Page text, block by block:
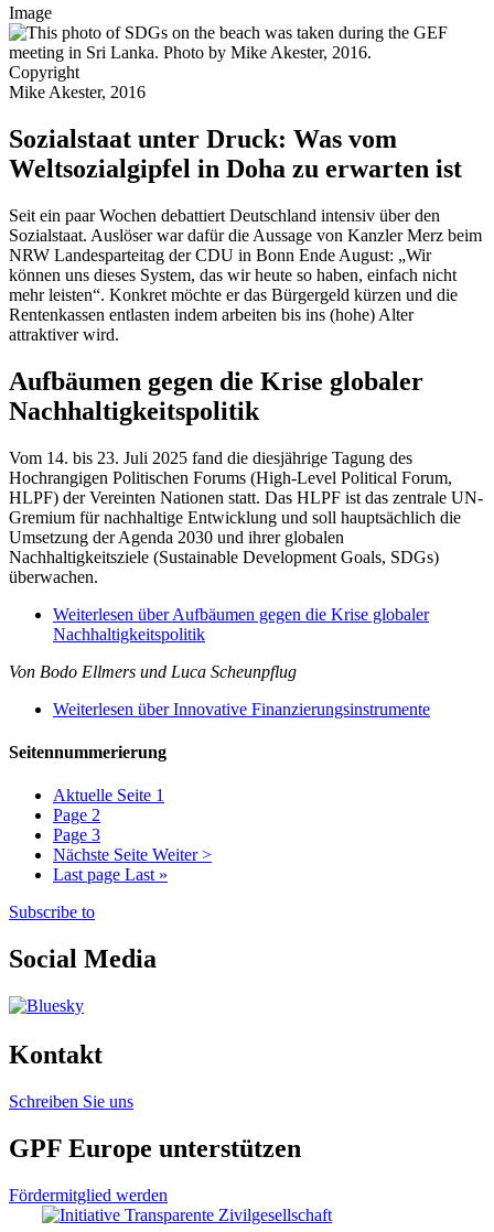
Image
Copyright
Mike Akester, 2016
Sozialstaat unter Druck: Was vom
Weltsozialgipfel in Doha zu erwarten ist
Seit ein paar Wochen debattiert Deutschland intensiv über den
Sozialstaat. Auslöser war dafür die Aussage von Kanzler Merz beim
NRW Landesparteitag der CDU in Bonn Ende August: „Wir
können uns dieses System, das wir heute so haben, einfach nicht
mehr leisten“. Konkret möchte er das Bürgergeld kürzen und die
Rentenkassen entlasten indem arbeiten bis ins (hohe) Alter
attraktiver wird.
Aufbäumen gegen die Krise globaler
Nachhaltigkeitspolitik
Vom 14. bis 23. Juli 2025 fand die diesjährige Tagung des
Hochrangigen Politischen Forums (High-Level Political Forum,
HLPF) der Vereinten Nationen statt. Das HLPF ist das zentrale UN-
Gremium für nachhaltige Entwicklung und soll hauptsächlich die
Umsetzung der Agenda 2030 und ihrer globalen
Nachhaltigkeitsziele (Sustainable Development Goals, SDGs)
überwachen.
Weiterlesen über Aufbäumen gegen die Krise globaler
Nachhaltigkeitspolitik
Von Bodo Ellmers und Luca Scheunpflug
Weiterlesen über Innovative Finanzierungsinstrumente
Seitennummerierung
Aktuelle Seite 1
Page 2
Page 3
Nächste Seite Weiter >
Last page Last »
Subscribe to
Social Media
Kontakt
Schreiben Sie uns
GPF Europe unterstützen
Fördermitglied werden